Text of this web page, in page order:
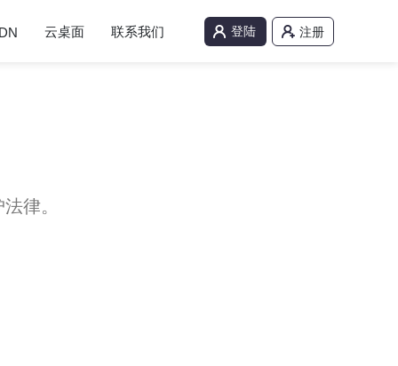
云桌面 联系我们 登陆 注册
律。